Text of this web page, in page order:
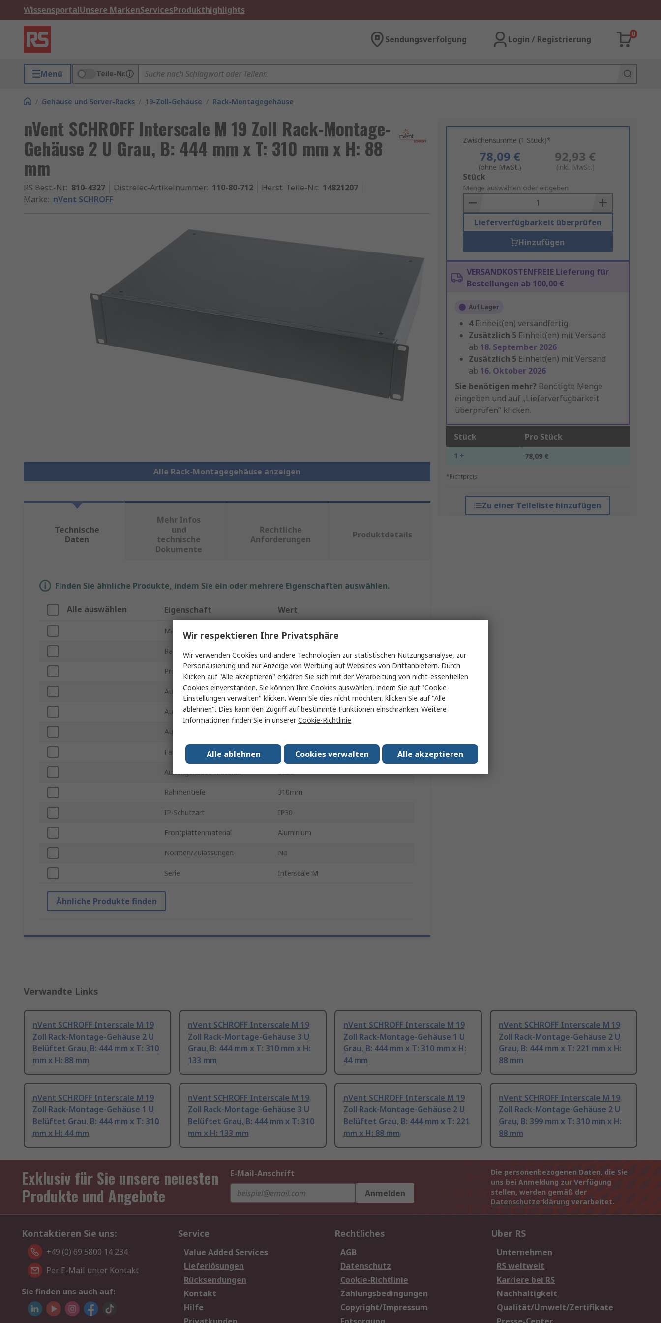
WissensportalUnsere MarkenServicesProdukthighlights
Sendungsverfolgung Login / Registrierung
0
Menü Teile-Nr.
/ Gehäuse und Server-Racks / 19-Zoll-Gehäuse / Rack-Montagegehäuse
nVent SCHROFF Interscale M 19 Zoll Rack-Montage-
Gehäuse 2 U Grau, B: 444 mm x T: 310 mm x H: 88
mm
RS Best.-Nr.: 810-4327 Distrelec-Artikelnummer: 110-80-712 Herst. Teile-Nr.: 14821207
Marke: nVent SCHROFF
Alle Rack-Montagegehäuse anzeigen
Zwischensumme (1 Stück)*
78,09 €
(ohne MwSt.)
92,93 €
(inkl. MwSt.)
Add
to
Basket
Stück
Menge auswählen oder eingeben
Lieferverfügbarkeit überprüfen
Hinzufügen
VERSANDKOSTENFREIE Lieferung für
Bestellungen ab 100,00 €
Auf Lager
4 Einheit(en) versandfertig
Zusätzlich 5 Einheit(en) mit Versand
ab 18. September 2026
Zusätzlich 5 Einheit(en) mit Versand
ab 16. Oktober 2026
Sie benötigen mehr? Benötigte Menge
eingeben und auf „Lieferverfügbarkeit
überprüfen“ klicken.
Stück Pro Stück
1 + 78,09 €
*Richtpreis
Zu einer Teileliste hinzufügen
Technische
Daten
Mehr Infos
und
technische
Dokumente
Rechtliche
Anforderungen
Produktdetails
Finden Sie ähnliche Produkte, indem Sie ein oder mehrere Eigenschaften auswählen.
Alle auswählen Eigenschaft Wert
Marke nVent SCHROFF
Rack-Einheit 2U
Produkt Typ 19 Zoll Rack-Montage-Gehäuse
Äußere Tiefe 310mm
Äußere Höhe 88mm
Äußere Breite
Farbe
Außengehäuse-Material Stahl
Rahmentiefe 310mm
IP-Schutzart IP30
Frontplattenmaterial Aluminium
Normen/Zulassungen No
Serie Interscale M
Ähnliche Produkte finden
Verwandte Links
nVent SCHROFF Interscale M 19
Zoll Rack-Montage-Gehäuse 2 U
Belüftet Grau, B: 444 mm x T: 310
mm x H: 88 mm
nVent SCHROFF Interscale M 19
Zoll Rack-Montage-Gehäuse 3 U
Grau, B: 444 mm x T: 310 mm x H:
133 mm
nVent SCHROFF Interscale M 19
Zoll Rack-Montage-Gehäuse 1 U
Grau, B: 444 mm x T: 310 mm x H:
44 mm
nVent SCHROFF Interscale M 19
Zoll Rack-Montage-Gehäuse 2 U
Grau, B: 444 mm x T: 221 mm x H:
88 mm
nVent SCHROFF Interscale M 19
Zoll Rack-Montage-Gehäuse 1 U
Belüftet Grau, B: 444 mm x T: 310
mm x H: 44 mm
nVent SCHROFF Interscale M 19
Zoll Rack-Montage-Gehäuse 3 U
Belüftet Grau, B: 444 mm x T: 310
mm x H: 133 mm
nVent SCHROFF Interscale M 19
Zoll Rack-Montage-Gehäuse 2 U
Belüftet Grau, B: 444 mm x T: 221
mm x H: 88 mm
nVent SCHROFF Interscale M 19
Zoll Rack-Montage-Gehäuse 2 U
Grau, B: 399 mm x T: 310 mm x H:
88 mm
Exklusiv für Sie unsere neuesten
Produkte und Angebote
E-Mail-Anschrift
Anmelden
Die personenbezogenen Daten, die Sie
uns bei Anmeldung zur Verfügung
stellen, werden gemäß der
Datenschutzerklärung verarbeitet.
Kontaktieren Sie uns:
+49 (0) 69 5800 14 234
Per E-Mail unter Kontakt
Sie finden uns auch auf:
Service
Value Added Services
Lieferlösungen
Rücksendungen
Kontakt
Hilfe
Rechtliches
AGB
Datenschutz
Cookie-Richtlinie
Zahlungsbedingungen
Copyright/Impressum
Über RS
Unternehmen
RS weltweit
Karriere bei RS
Nachhaltigkeit
Qualität/Umwelt/Zertifikate
Wir respektieren Ihre Privatsphäre
Wir verwenden Cookies und andere Technologien zur statistischen Nutzungsanalyse, zur
Personalisierung und zur Anzeige von Werbung auf Websites von Drittanbietern. Durch
Klicken auf "Alle akzeptieren" erklären Sie sich mit der Verarbeitung von nicht-essentiellen
Cookies einverstanden. Sie können Ihre Cookies auswählen, indem Sie auf "Cookie
Einstellungen verwalten" klicken. Wenn Sie dies nicht möchten, klicken Sie auf "Alle
ablehnen". Dies kann den Zugriff auf bestimmte Funktionen einschränken. Weitere
Informationen finden Sie in unsererCookie-Richtlinie.
Alle akzeptieren
Cookies verwalten
Alle ablehnen